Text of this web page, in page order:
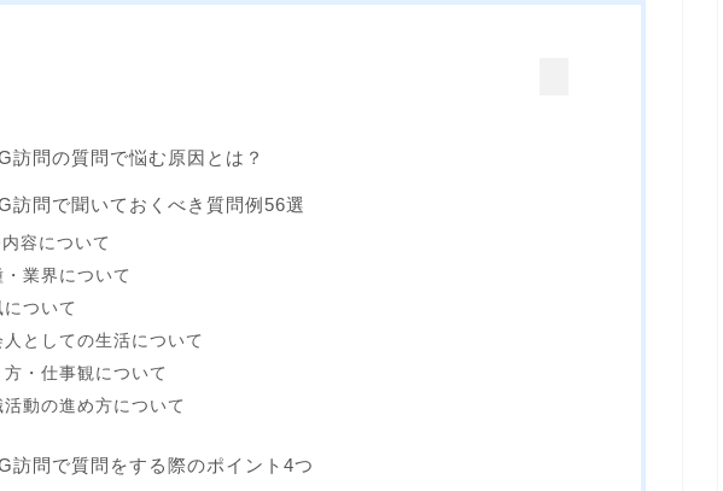
訪問の質問で悩む原因とは？
訪問で聞いておくべき質問例56選
容について
業界について
ついて
としての生活について
・仕事観について
動の進め方について
訪問で質問をする際のポイント4つ